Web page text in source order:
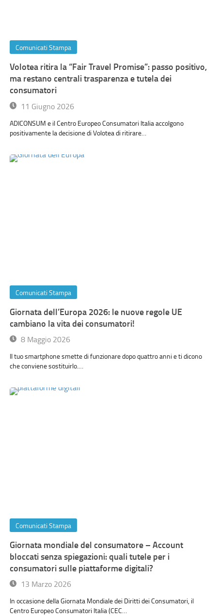
Comunicati Stampa
Volotea ritira la “Fair Travel Promise”: passo positivo,
ma restano centrali trasparenza e tutela dei
consumatori
11 Giugno 2026
ADICONSUM e il Centro Europeo Consumatori Italia accolgono
positivamente la decisione di Volotea di ritirare…
Comunicati Stampa
Giornata dell’Europa 2026: le nuove regole UE
cambiano la vita dei consumatori!
8 Maggio 2026
Il tuo smartphone smette di funzionare dopo quattro anni e ti dicono
che conviene sostituirlo.…
Comunicati Stampa
Giornata mondiale del consumatore – Account
bloccati senza spiegazioni: quali tutele per i
consumatori sulle piattaforme digitali?
13 Marzo 2026
In occasione della Giornata Mondiale dei Diritti dei Consumatori, il
Centro Europeo Consumatori Italia (CEC…